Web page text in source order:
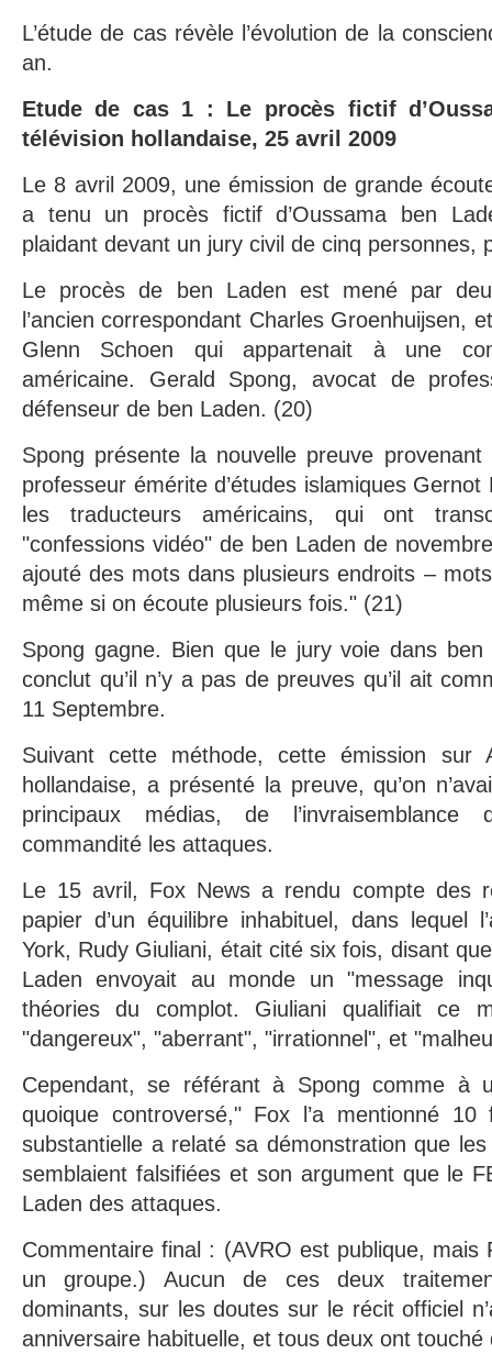
L’étude de cas révèle l’évolution de la
an.
Etude de cas 1 : Le procès fictif
télévision hollandaise, 25 avril 2009
Le 8 avril 2009, une émission de grande
a tenu un procès fictif d’Oussama ben
plaidant devant un jury civil de cinq personnes,
Le procès de ben Laden est mené par
l’ancien correspondant Charles Groenhuijsen,
Glenn Schoen qui appartenait à une
américaine. Gerald Spong, avocat de
défenseur de ben Laden. (20)
Spong présente la nouvelle preuve provenant
professeur émérite d’études islamiques
les traducteurs américains, qui ont
"confessions vidéo" de ben Laden de
ajouté des mots dans plusieurs endroits – mots
même si on écoute plusieurs fois." (21)
Spong gagne. Bien que le jury voie dans
conclut qu’il n’y a pas de preuves qu’il ait
11 Septembre.
Suivant cette méthode, cette émission sur
hollandaise, a présenté la preuve, qu’on
principaux médias, de
commandité les attaques.
Le 15 avril, Fox News a rendu compte des
papier d’un équilibre inhabituel, dans lequel
York, Rudy Giuliani, était cité six fois, disant
Laden envoyait au monde un "message
théories du complot. Giuliani qualifiait ce
"dangereux", "aberrant", "irrationnel", et
Cependant, se référant à Spong comme à
quoique controversé," Fox l’a mentionné
substantielle a relaté sa démonstration que
semblaient falsifiées et son argument que le
Laden des attaques.
Commentaire final : (AVRO est publique, mais
un groupe.) Aucun de ces deux
dominants, sur les doutes sur le récit officiel
anniversaire habituelle, et tous deux ont touché